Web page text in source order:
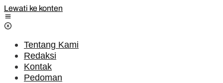
Lewati ke konten
Tentang Kami
Redaksi
Kontak
Pedoman